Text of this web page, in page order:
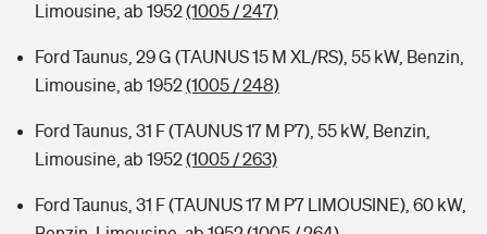
Limousine, ab 1952(1005 / 247)
Ford Taunus, 29 G (TAUNUS 15 M XL/RS), 55 kW, Benzin,
Limousine, ab 1952(1005 / 248)
Ford Taunus, 31 F (TAUNUS 17 M P7), 55 kW, Benzin,
Limousine, ab 1952(1005 / 263)
Ford Taunus, 31 F (TAUNUS 17 M P7 LIMOUSINE), 60 kW,